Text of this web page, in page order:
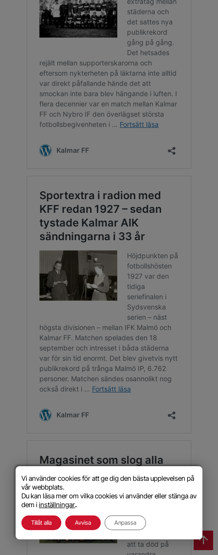
Vi använder cookies för att ge dig den bästa upplevelsen på
vår webbplats.
Du kan läsa mer om vilka cookies vi använder eller stänga av
dem i inställningar.
Tillåt alla Avvisa Anpassa